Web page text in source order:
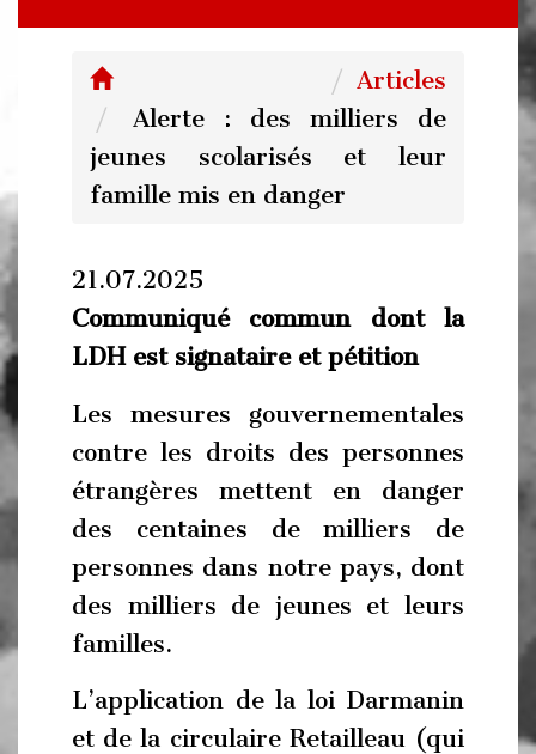
Articles
Alerte : des milliers de
jeunes scolarisés et leur
famille mis en danger
21.07.2025
Communiqué commun dont la
LDH est signataire et pétition
Les mesures gouvernementales
contre les droits des personnes
étrangères mettent en danger
des centaines de milliers de
personnes dans notre pays, dont
des milliers de jeunes et leurs
familles.
L’application de la loi Darmanin
et de la circulaire Retailleau (qui